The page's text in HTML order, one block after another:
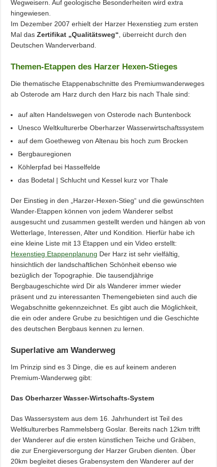
Wegweisern. Auf geologische Besonderheiten wird extra
hingewiesen.
Im Dezember 2007 erhielt der Harzer Hexenstieg zum ersten
Mal dasZertifikat „Qualitätsweg“ , überreicht durch den
Deutschen Wanderverband.
Themen-Etappen des Harzer Hexen-Stieges
Die thematische Etappenabschnitte des Premiumwanderweges
ab Osterode am Harz durch den Harz bis nach Thale sind:
auf alten Handelswegen von Osterode nach Buntenbock
Unesco Weltkulturerbe Oberharzer Wasserwirtschaftssystem
auf dem Goetheweg von Altenau bis hoch zum Brocken
Bergbauregionen
Köhlerpfad bei Hasselfelde
das Bodetal | Schlucht und Kessel kurz vor Thale
Der Einstieg in den „Harzer-Hexen-Stieg“ und die gewünschten
Wander-Etappen können von jedem Wanderer selbst
ausgesucht und zusammen gestellt werden und hängen ab von
Wetterlage, Interessen, Alter und Kondition. Hierfür habe ich
eine kleine Liste mit 13 Etappen und ein Video erstellt:
Hexenstieg Etappenplanung Der Harz ist sehr vielfältig,
hinsichtlich der landschaftlichen Schönheit ebenso wie
bezüglich der Topographie. Die tausendjährige
Bergbaugeschichte wird Dir als Wanderer immer wieder
präsent und zu interessanten Themengebieten sind auch die
Wegabschnitte gekennzeichnet. Es gibt auch die Möglichkeit,
die ein oder andere Grube zu besichtigen und die Geschichte
des deutschen Bergbaus kennen zu lernen.
Superlative am Wanderweg
Im Prinzip sind es 3 Dinge, die es auf keinem anderen
Premium-Wanderweg gibt:
Das Oberharzer Wasser-Wirtschafts-System
Das Wassersystem aus dem 16. Jahrhundert ist Teil des
Weltkulturerbes Rammelsberg Goslar. Bereits nach 12km trifft
der Wanderer auf die ersten künstlichen Teiche und Gräben,
die zur Energieversorgung der Harzer Gruben dienten. Über
20km begleitet dieses Grabensystem den Wanderer auf der